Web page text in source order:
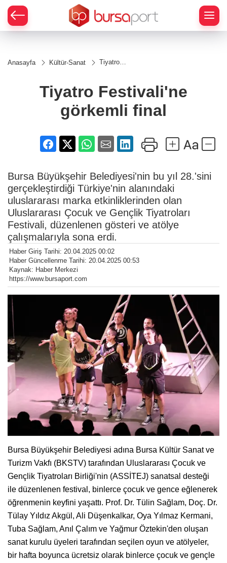
Anasayfa Kültür-Sanat
Tiyatro
final
Tiyatro Festivali'ne
görkemli final
Bursa Büyükşehir Belediyesi'nin bu yıl 28.'sini
gerçekleştirdiği Türkiye'nin alanındaki
uluslararası marka etkinliklerinden olan
Uluslararası Çocuk ve Gençlik Tiyatroları
Festivali, düzenlenen gösteri ve atölye
çalışmalarıyla sona erdi.
Haber Giriş Tarihi: 20.04.2025 00:02
Haber Güncellenme Tarihi: 20.04.2025 00:53
Kaynak: Haber Merkezi
https://www.bursaport.com
Bursa Büyükşehir Belediyesi adına Bursa Kültür Sanat ve
Turizm Vakfı (BKSTV) tarafından Uluslararası Çocuk ve
Gençlik Tiyatroları Birliği'nin (ASSİTEJ) sanatsal desteği
ile düzenlenen festival, binlerce çocuk ve gence eğlenerek
öğrenmenin keyfini yaşattı. Prof. Dr. Tülin Sağlam, Doç. Dr.
Tülay Yıldız Akgül, Ali Düşenkalkar, Oya Yılmaz Kermani,
Tuba Sağlam, Anıl Çalım ve Yağmur Öztekin'den oluşan
sanat kurulu üyeleri tarafından seçilen oyun ve atölyeler,
bir hafta boyunca ücretsiz olarak binlerce çocuk ve gençle